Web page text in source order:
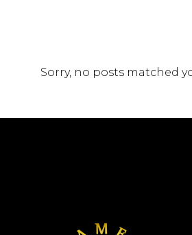
Sorry, no posts matched